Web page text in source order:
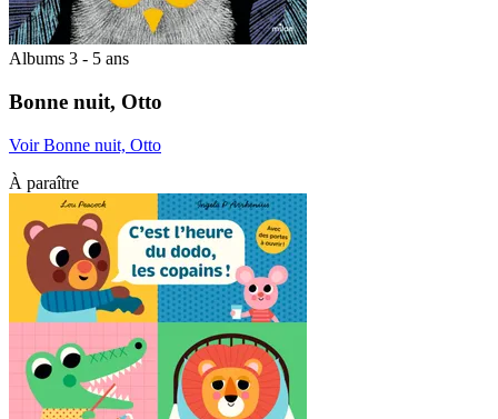
Albums 3 - 5 ans
Bonne nuit, Otto
Voir Bonne nuit, Otto
À paraître